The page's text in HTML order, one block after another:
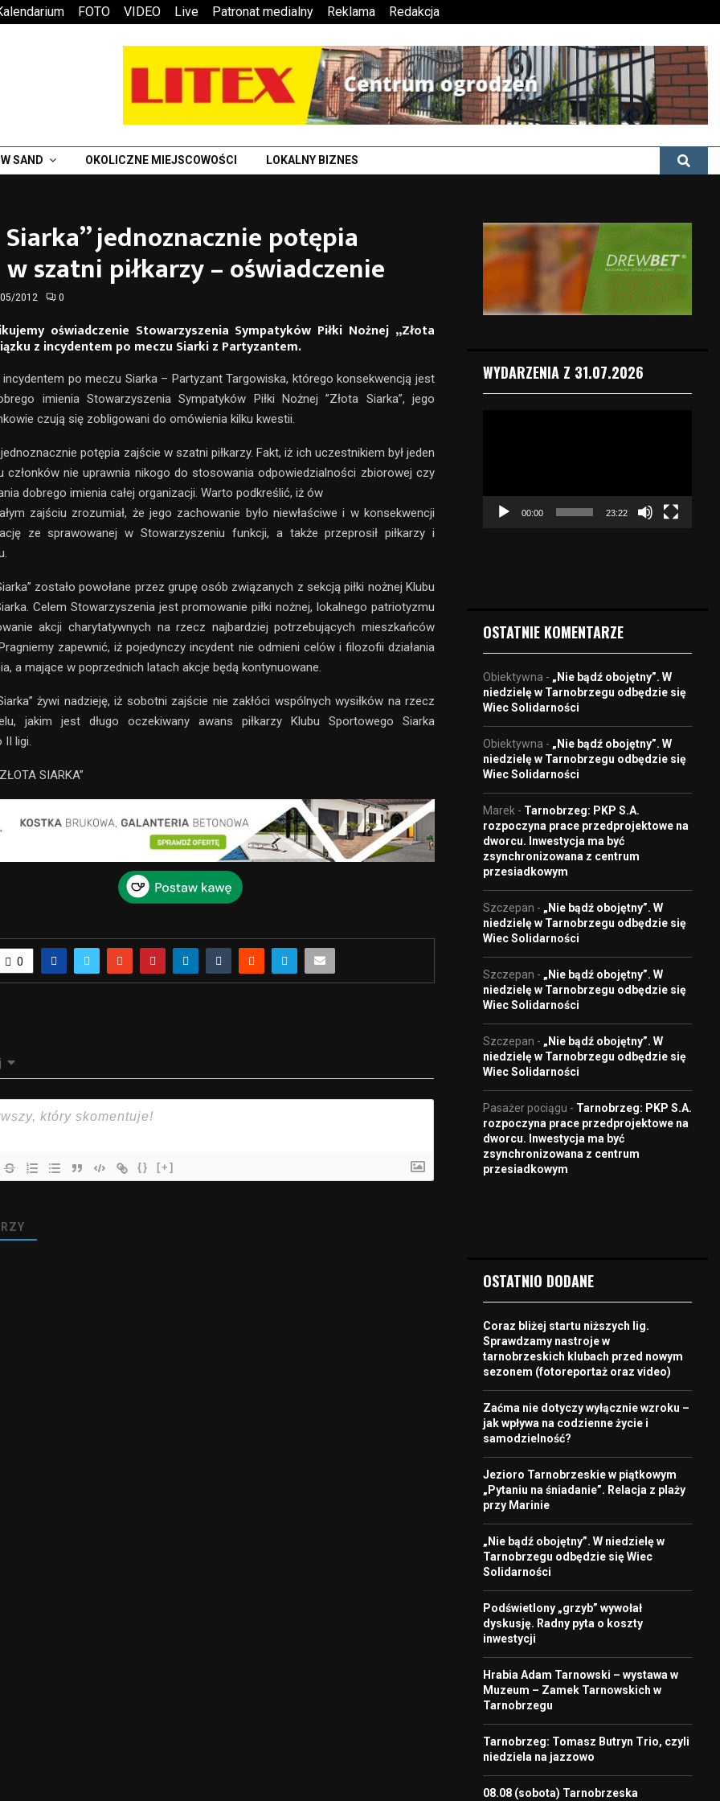
FOTO VIDEO Live Patronat medialny Reklama Redakcja
SAND OKOLICZNE MIEJSCOWOŚCI LOKALNY BIZNES
Siarka” jednoznacznie potępia
w szatni piłkarzy – oświadczenie
2012 0
oświadczenie Stowarzyszenia Sympatyków Piłki Nożnej „Złota
z incydentem po meczu Siarki z Partyzantem.
incydentem po meczu Siarka – Partyzant Targowiska, którego konsekwencją jest
imienia Stowarzyszenia Sympatyków Piłki Nożnej ”Złota Siarka”, jego
czują się zobligowani do omówienia kilku kwestii.
jednoznacznie potępia zajście w szatni piłkarzy. Fakt, iż ich uczestnikiem był jeden
członków nie uprawnia nikogo do stosowania odpowiedzialności zbiorowej czy
dobrego imienia całej organizacji. Warto podkreślić, iż ów
zajściu zrozumiał, że jego zachowanie było niewłaściwe i w konsekwencji
ze sprawowanej w Stowarzyszeniu funkcji, a także przeprosił piłkarzy i
zostało powołane przez grupę osób związanych z sekcją piłki nożnej Klubu
Celem Stowarzyszenia jest promowanie piłki nożnej, lokalnego patriotyzmu
akcji charytatywnych na rzecz najbardziej potrzebujących mieszkańców
zapewnić, iż pojedynczy incydent nie odmieni celów i filozofii działania
a mające w poprzednich latach akcje będą kontynuowane.
żywi nadzieję, iż sobotni zajście nie zakłóci wspólnych wysiłków na rzecz
jakim jest długo oczekiwany awans piłkarzy Klubu Sportowego Siarka
ligi.
SIARKA”
0
{} [+]
WYDARZENIA Z 31.07.2026
e
o
00:00 23:22
OSTATNIE KOMENTARZE
Obiektywna - „Nie bądź obojętny”. W
niedzielę w Tarnobrzegu odbędzie się
Wiec Solidarności
Obiektywna - „Nie bądź obojętny”. W
niedzielę w Tarnobrzegu odbędzie się
Wiec Solidarności
Marek - Tarnobrzeg: PKP S.A.
rozpoczyna prace przedprojektowe na
dworcu. Inwestycja ma być
zsynchronizowana z centrum
przesiadkowym
Szczepan - „Nie bądź obojętny”. W
niedzielę w Tarnobrzegu odbędzie się
Wiec Solidarności
Szczepan - „Nie bądź obojętny”. W
niedzielę w Tarnobrzegu odbędzie się
Wiec Solidarności
Szczepan - „Nie bądź obojętny”. W
niedzielę w Tarnobrzegu odbędzie się
Wiec Solidarności
Pasażer pociągu - Tarnobrzeg: PKP S.A.
rozpoczyna prace przedprojektowe na
dworcu. Inwestycja ma być
zsynchronizowana z centrum
przesiadkowym
OSTATNIO DODANE
Coraz bliżej startu niższych lig.
Sprawdzamy nastroje w
tarnobrzeskich klubach przed nowym
sezonem (fotoreportaż oraz video)
Zaćma nie dotyczy wyłącznie wzroku –
jak wpływa na codzienne życie i
samodzielność?
Jezioro Tarnobrzeskie w piątkowym
„Pytaniu na śniadanie”. Relacja z plaży
przy Marinie
„Nie bądź obojętny”. W niedzielę w
Tarnobrzegu odbędzie się Wiec
Solidarności
Podświetlony „grzyb” wywołał
dyskusję. Radny pyta o koszty
inwestycji
Hrabia Adam Tarnowski – wystawa w
Muzeum – Zamek Tarnowskich w
Tarnobrzegu
Tarnobrzeg: Tomasz Butryn Trio, czyli
niedziela na jazzowo
08.08 (sobota) Tarnobrzeska